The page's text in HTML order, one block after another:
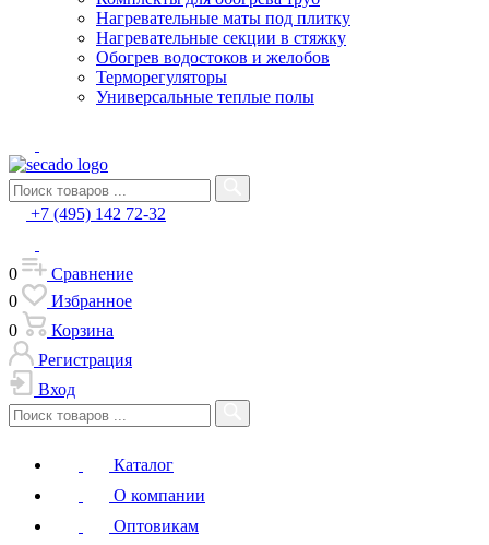
Нагревательные маты под плитку
Нагревательные секции в стяжку
Обогрев водостоков и желобов
Терморегуляторы
Универсальные теплые полы
+7 (495) 142 72-32
0
Сравнение
0
Избранное
0
Корзина
Регистрация
Вход
Каталог
О компании
Оптовикам